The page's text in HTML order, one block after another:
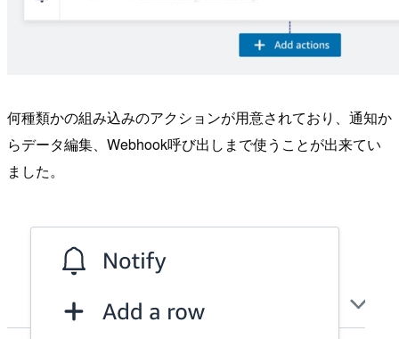
何種類かの組み込みのアクションが用意されており、通知か
らデータ編集、Webhook呼び出しまで使うことが出来てい
ました。